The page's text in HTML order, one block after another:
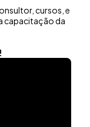
cursos, e
capacitação da